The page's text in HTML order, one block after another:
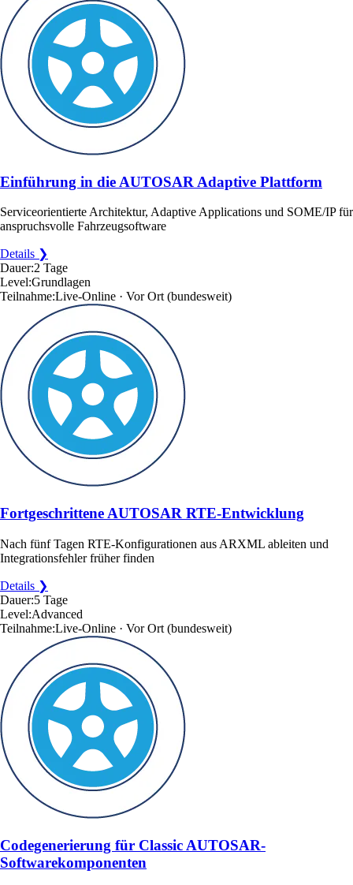
Einführung in die AUTOSAR Adaptive Plattform
Serviceorientierte Architektur, Adaptive Applications und SOME/IP für
anspruchsvolle Fahrzeugsoftware
Details ❯
Dauer:2 Tage
Level:Grundlagen
Teilnahme:Live-Online · Vor Ort(bundesweit)
Fortgeschrittene AUTOSAR RTE-Entwicklung
Nach fünf Tagen RTE-Konfigurationen aus ARXML ableiten und
Integrationsfehler früher finden
Details ❯
Dauer:5 Tage
Level:Advanced
Teilnahme:Live-Online · Vor Ort (bundesweit)
Codegenerierung für Classic AUTOSAR-
Softwarekomponenten